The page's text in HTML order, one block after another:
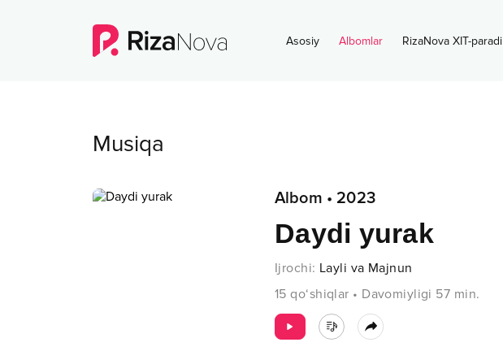
Asosiy Albomlar RizaNova XIT-paradi
Musiqa
Albom • 2023
Daydi yurak
Ijrochi: Layli va Majnun
15 qo‘shiqlar • Davomiyligi 57 min.